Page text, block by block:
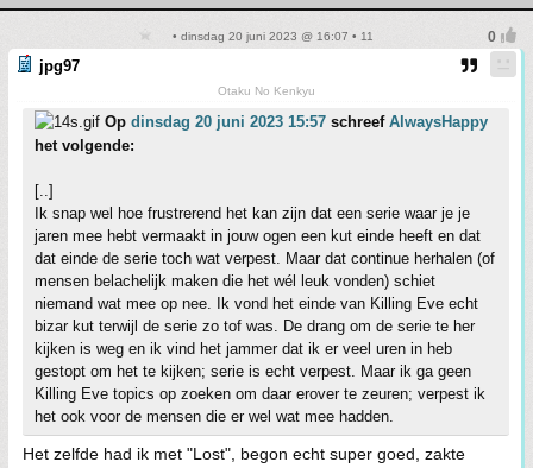
• dinsdag 20 juni 2023 @ 16:07 • 11
jpg97
Otaku No Kenkyu
Op dinsdag 20 juni 2023 15:57 schreef AlwaysHappy
het volgende:
[..]
Ik snap wel hoe frustrerend het kan zijn dat een serie waar je je
jaren mee hebt vermaakt in jouw ogen een kut einde heeft en dat
dat einde de serie toch wat verpest. Maar dat continue herhalen (of
mensen belachelijk maken die het wél leuk vonden) schiet
niemand wat mee op nee. Ik vond het einde van Killing Eve echt
bizar kut terwijl de serie zo tof was. De drang om de serie te her
kijken is weg en ik vind het jammer dat ik er veel uren in heb
gestopt om het te kijken; serie is echt verpest. Maar ik ga geen
Killing Eve topics op zoeken om daar erover te zeuren; verpest ik
het ook voor de mensen die er wel wat mee hadden.
Het zelfde had ik met "Lost", begon echt super goed, zakte